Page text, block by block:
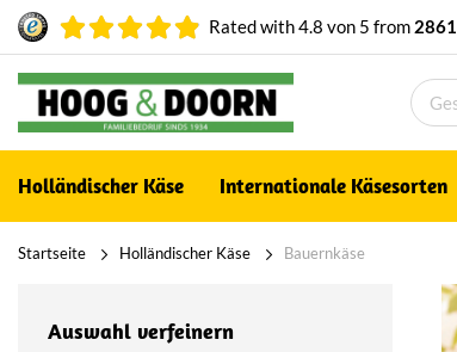
Rated with4.8 von 5 from 2861
Holländischer Käse Internationale Käsesorten
Startseite Holländischer Käse Bauernkäse
Auswahl verfeinern